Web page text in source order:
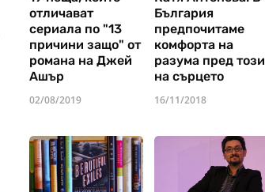
отличават
сериала по "13
причини защо" от
романа на Джей
Ашър
02/08/2019
България
предпочитаме
комфорта на
разума пред този
на сърцето
16/11/2018